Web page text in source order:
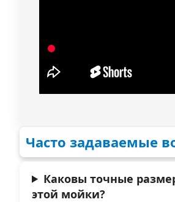
Часто задаваемые
Каковы точные
этой мойки?